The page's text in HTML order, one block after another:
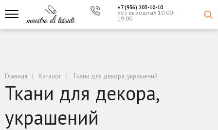
+7 (936) 203-10-10
Без выходных 10:00-
19:00
Главная Каталог Ткани для декора, украшений
Ткани для декора,
украшений